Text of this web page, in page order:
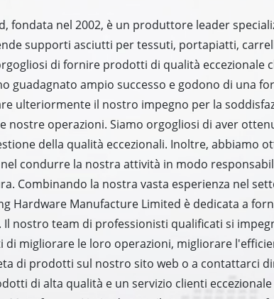
fondata nel 2002, è un produttore leader
supporti asciutti per tessuti, portapiatti,
di fornire prodotti di qualità eccezionale
guadagnato ampio successo e godono di una
ulteriormente il nostro impegno per la
operazioni. Siamo orgogliosi di aver
della qualità eccezionali. Inoltre, abbiamo
nel condurre la nostra attività in modo
Combinando la nostra vasta esperienza nel
Hardware Manufacture Limited è dedicata a
nostro team di professionisti qualificati si
migliorare le loro operazioni, migliorare
di prodotti sul nostro sito web o a contattarci
di alta qualità e un servizio clienti